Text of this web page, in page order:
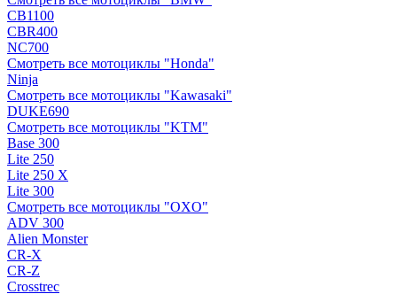
CB1100
CBR400
NC700
Смотреть все мотоциклы "Honda"
Ninja
Смотреть все мотоциклы "Kawasaki"
DUKE690
Смотреть все мотоциклы "KTM"
Base 300
Lite 250
Lite 250 X
Lite 300
Смотреть все мотоциклы "OXO"
ADV 300
Alien Monster
CR-X
CR-Z
Crosstrec